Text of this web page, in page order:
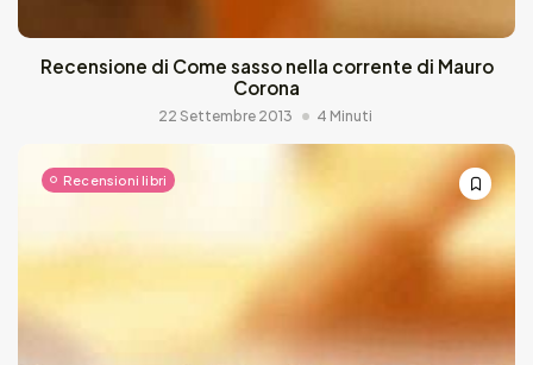
Recensione di Come sasso nella corrente di Mauro
Corona
22 Settembre 2013 4 Minuti
Recensioni libri